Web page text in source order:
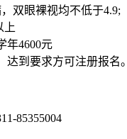
双眼裸视均不低于4.9;
上
年4600元
达到要求方可注册报名。
85355004